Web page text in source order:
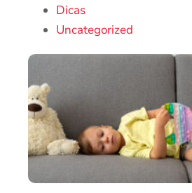
Dicas
Uncategorized